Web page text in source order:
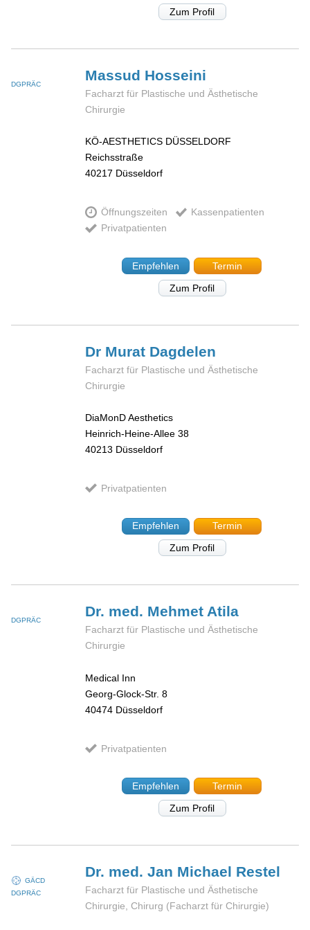
Zum Profil
DGPRÄC
Massud Hosseini
Facharzt für Plastische und Ästhetische
Chirurgie
KÖ-AESTHETICS DÜSSELDORF
Reichsstraße
40217 Düsseldorf
Öffnungszeiten
Kassenpatienten
Privatpatienten
Empfehlen
Termin
Zum Profil
Dr Murat Dagdelen
Facharzt für Plastische und Ästhetische
Chirurgie
DiaMonD Aesthetics
Heinrich-Heine-Allee 38
40213 Düsseldorf
Privatpatienten
Empfehlen
Termin
Zum Profil
DGPRÄC
Dr. med. Mehmet Atila
Facharzt für Plastische und Ästhetische
Chirurgie
Medical Inn
Georg-Glock-Str. 8
40474 Düsseldorf
Privatpatienten
Empfehlen
Termin
Zum Profil
GÄCD
DGPRÄC
Dr. med. Jan Michael Restel
Facharzt für Plastische und Ästhetische
Chirurgie, Chirurg (Facharzt für Chirurgie)